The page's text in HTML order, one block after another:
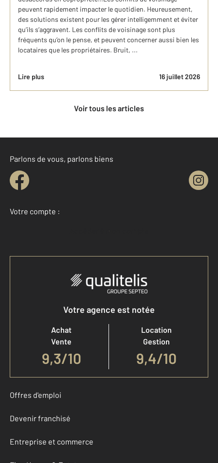
peuvent rapidement impacter le quotidien. Heureusement,
des solutions existent pour les gérer intelligemment et éviter
qu’ils s’aggravent. Les conflits de voisinage sont plus
fréquents qu’on le pense, et peuvent concerner aussi bien les
locataires que les propriétaires. Bruit, ...
Lire plus 16 juillet 2026
Voir tous les articles
Parlons de vous, parlons biens
Votre compte :
Accéder à mon compte
Votre agence est notée
Achat
Vente
9,3/10
Location
Gestion
9,4/10
Offres d'emploi
Devenir franchisé
Entreprise et commerce